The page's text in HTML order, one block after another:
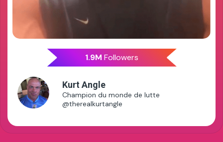
1.9M Followers
Kurt Angle
Champion du monde de lutte
@therealkurtangle